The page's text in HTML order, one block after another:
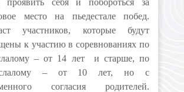
проявить себя и побороться за
место на пьедестале побед.
участников, которые будут
к участию в соревнованиях по
– от 14 лет и старше, по
– от 10 лет, но с
согласия родителей.